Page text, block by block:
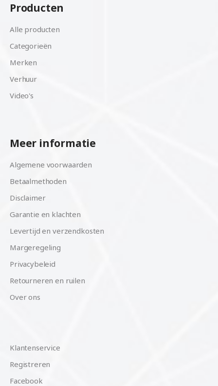
Producten
Alle producten
Categorieën
Merken
Verhuur
Video's
Meer informatie
Algemene voorwaarden
Betaalmethoden
Disclaimer
Garantie en klachten
Levertijd en verzendkosten
Margeregeling
Privacybeleid
Retourneren en ruilen
Over ons
Klantenservice
Registreren
Facebook